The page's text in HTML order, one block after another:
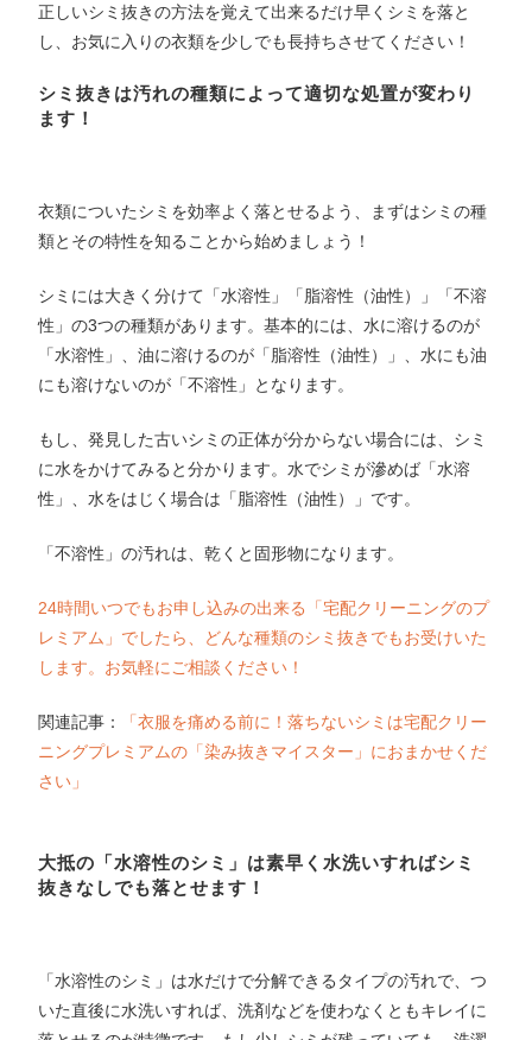
正しいシミ抜きの方法を覚えて出来るだけ早くシミを落と
し、お気に入りの衣類を少しでも長持ちさせてください！
シミ抜きは汚れの種類によって適切な処置が変わり
ます！
衣類についたシミを効率よく落とせるよう、まずはシミの種
類とその特性を知ることから始めましょう！
シミには大きく分けて「水溶性」「脂溶性（油性）」「不溶
性」の3つの種類があります。基本的には、水に溶けるのが
「水溶性」、油に溶けるのが「脂溶性（油性）」、水にも油
にも溶けないのが「不溶性」となります。
もし、発見した古いシミの正体が分からない場合には、シミ
に水をかけてみると分かります。水でシミが滲めば「水溶
性」、水をはじく場合は「脂溶性（油性）」です。
「不溶性」の汚れは、乾くと固形物になります。
24時間いつでもお申し込みの出来る「宅配クリーニングのプ
レミアム」でしたら、どんな種類のシミ抜きでもお受けいた
します。お気軽にご相談ください！
関連記事：
「衣服を痛める前に！落ちないシミは宅配クリー
ニングプレミアムの「染み抜きマイスター」におまかせくだ
さい」
大抵の「水溶性のシミ」は素早く水洗いすればシミ
抜きなしでも落とせます！
「水溶性のシミ」は水だけで分解できるタイプの汚れで、つ
いた直後に水洗いすれば、洗剤などを使わなくともキレイに